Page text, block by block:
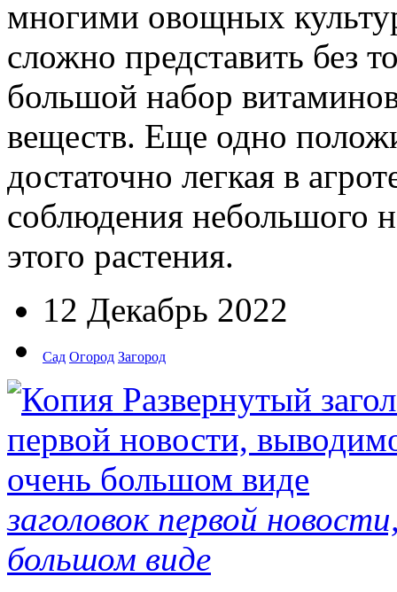
многими овощных
сложно представить без
большой набор
веществ. Еще одно
достаточно легкая в
соблюдения небольшого
этого растения.
12 Декабрь 2022
Сад Огород Загород
заголовок первой
большом виде